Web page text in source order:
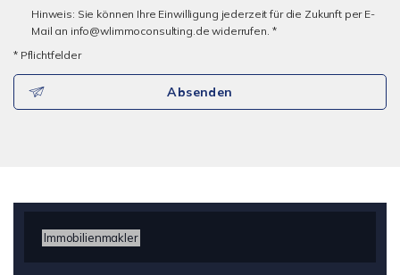
Hinweis: Sie können Ihre Einwilligung jederzeit für die Zukunft per E-
Mail an info@wlimmoconsulting.de widerrufen. *
* Pflichtfelder
Absenden
Immobilienmakler